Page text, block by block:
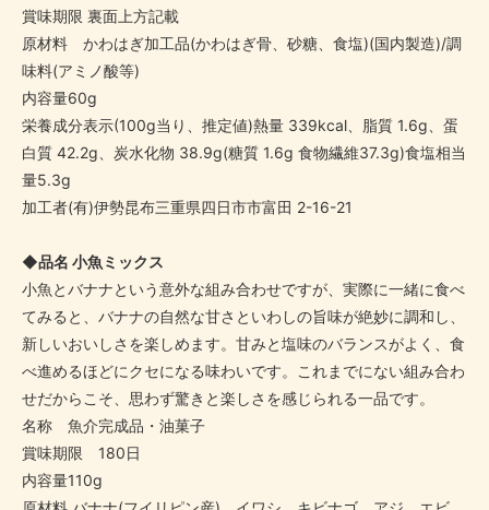
賞味期限 裏面上方記載
原材料 かわはぎ加工品(かわはぎ骨、砂糖、食塩)(国内製造)/調
味料(アミノ酸等)
内容量60g
栄養成分表示(100g当り、推定値)熱量 339kcal、脂質 1.6g、蛋
白質 42.2g、炭水化物 38.9g(糖質 1.6g 食物繊維37.3g)食塩相当
量5.3g
加工者(有)伊勢昆布三重県四日市市富田 2-16-21
◆品名 小魚ミックス
小魚とバナナという意外な組み合わせですが、実際に一緒に食べ
てみると、バナナの自然な甘さといわしの旨味が絶妙に調和し、
新しいおいしさを楽しめます。甘みと塩味のバランスがよく、食
べ進めるほどにクセになる味わいです。これまでにない組み合わ
せだからこそ、思わず驚きと楽しさを感じられる一品です。
名称 魚介完成品・油菓子
賞味期限 180日
内容量110g